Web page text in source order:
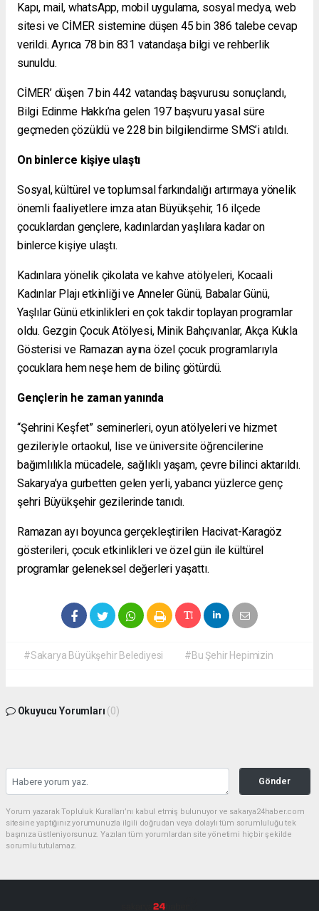
Kapı, mail, whatsApp, mobil uygulama, sosyal medya, web
sitesi ve CİMER sistemine düşen 45 bin 386 talebe cevap
verildi. Ayrıca 78 bin 831 vatandaşa bilgi ve rehberlik
sunuldu.
CİMER’ düşen 7 bin 442 vatandaş başvurusu sonuçlandı,
Bilgi Edinme Hakkı’na gelen 197 başvuru yasal süre
geçmeden çözüldü ve 228 bin bilgilendirme SMS’i atıldı.
On binlerce kişiye ulaştı
Sosyal, kültürel ve toplumsal farkındalığı artırmaya yönelik
önemli faaliyetlere imza atan Büyükşehir, 16 ilçede
çocuklardan gençlere, kadınlardan yaşlılara kadar on
binlerce kişiye ulaştı.
Kadınlara yönelik çikolata ve kahve atölyeleri, Kocaali
Kadınlar Plajı etkinliği ve Anneler Günü, Babalar Günü,
Yaşlılar Günü etkinlikleri en çok takdir toplayan programlar
oldu. Gezgin Çocuk Atölyesi, Minik Bahçıvanlar, Akça Kukla
Gösterisi ve Ramazan ayına özel çocuk programlarıyla
çocuklara hem neşe hem de bilinç götürdü.
Gençlerin he zaman yanında
“Şehrini Keşfet” seminerleri, oyun atölyeleri ve hizmet
gezileriyle ortaokul, lise ve üniversite öğrencilerine
bağımlılıkla mücadele, sağlıklı yaşam, çevre bilinci aktarıldı.
Sakarya’ya gurbetten gelen yerli, yabancı yüzlerce genç
şehri Büyükşehir gezilerinde tanıdı.
Ramazan ayı boyunca gerçekleştirilen Hacivat-Karagöz
gösterileri, çocuk etkinlikleri ve özel gün ile kültürel
programlar geleneksel değerleri yaşattı.
#Sakarya Büyükşehir Belediyesi #Bu Şehir Hepimizin
Okuyucu Yorumları (0)
Gönder
Yorum yazarak Topluluk Kuralları’nı kabul etmiş bulunuyor ve sakarya24haber.com
sitesine yaptığınız yorumunuzla ilgili doğrudan veya dolaylı tüm sorumluluğu tek
başınıza üstleniyorsunuz. Yazılan tüm yorumlardan site yönetimi hiçbir şekilde
sorumlu tutulamaz.